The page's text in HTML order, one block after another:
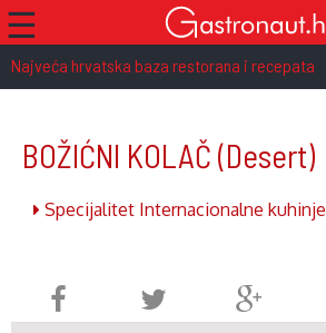
☰
Najveća hrvatska baza restorana i recepata
BOŽIĆNI KOLAČ (Desert)
Specijalitet Internacionalne kuhinje